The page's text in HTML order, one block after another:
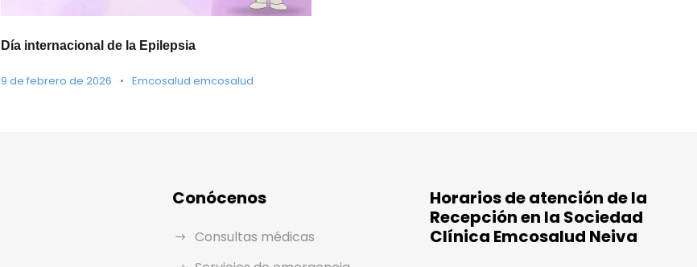
Día internacional de la Epilepsia
9 de febrero de 2026 • Emcosalud emcosalud
Conócenos
Consultas médicas
Horarios de atención de la
Recepción en la Sociedad
Clínica Emcosalud Neiva